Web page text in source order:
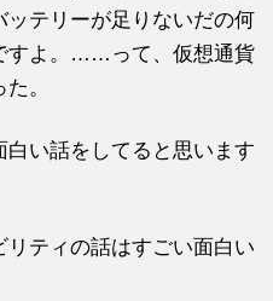
テリーが足りないだの何
すよ。……って、仮想通貨
。
白い話をしてると思います
リティの話はすごい面白い